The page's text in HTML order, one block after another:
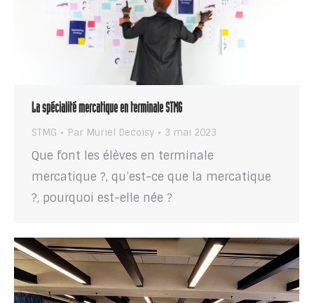
La spécialité mercatique en terminale STMG
STMG Par Muriel Decoisy 3 mai 2023
Que font les élèves en terminale
mercatique ?, qu’est-ce que la mercatique
?, pourquoi est-elle née ?